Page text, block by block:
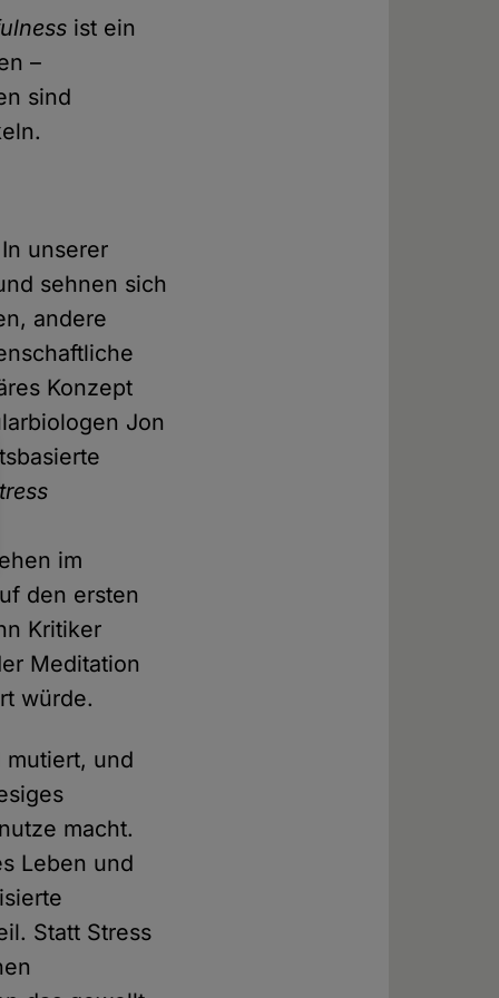
ist ein
–
sind
unserer
sehnen sich
andere
Konzept
Jon
im
den ersten
Kritiker
Meditation
würde.
und
macht.
Leben und
Statt Stress